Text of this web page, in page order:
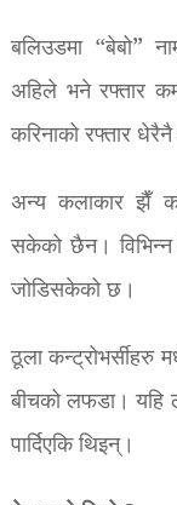
बलिउडमा “बेबो”
अहिले भने रफ्तार
करिनाको रफ्तार
अन्य कलाकार झैँ
सकेको छैन। विभिन्न
जोडिसकेको छ।
ठूला कन्ट्रोभर्सीहरु
बीचको लफडा। यहि
पार्दिएकि थिइन्।